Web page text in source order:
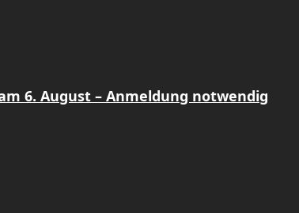
6. August – Anmeldung notwendig